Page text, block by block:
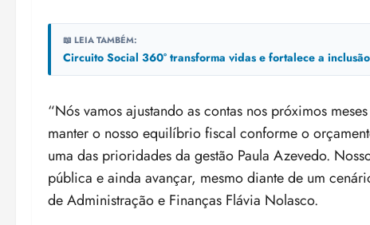
📖 LEIA TAMBÉM:
Circuito Social 360° transforma vidas e fortalece a
“Nós vamos ajustando as contas nos próximos
manter o nosso equilíbrio fiscal conforme o
uma das prioridades da gestão Paula Azevedo.
pública e ainda avançar, mesmo diante de um
de Administração e Finanças Flávia Nolasco.